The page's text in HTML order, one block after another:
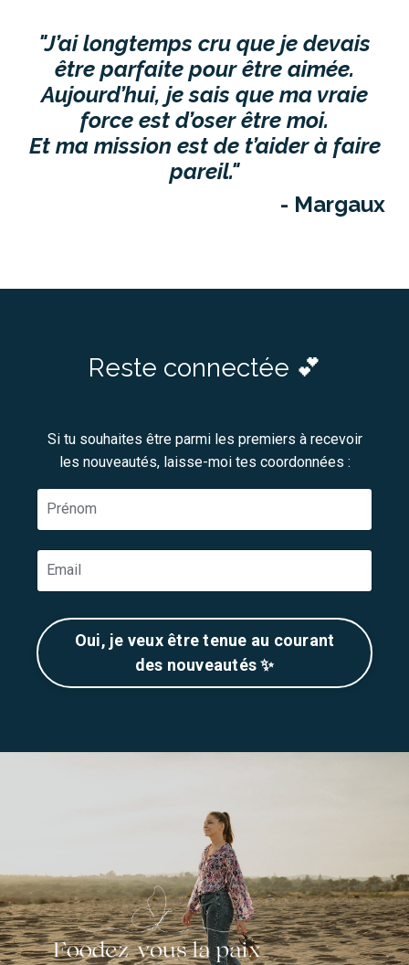
"J’ai longtemps cru que je devais
être parfaite pour être aimée.
Aujourd’hui, je sais que ma vraie
force est d’oser être moi.
Et ma mission est de t’aider à faire
pareil."
- Margaux
Reste connectée 💕
Si tu souhaites être parmi les premiers à recevoir
les nouveautés, laisse-moi tes coordonnées :
Oui, je veux être tenue au courant
des nouveautés ✨